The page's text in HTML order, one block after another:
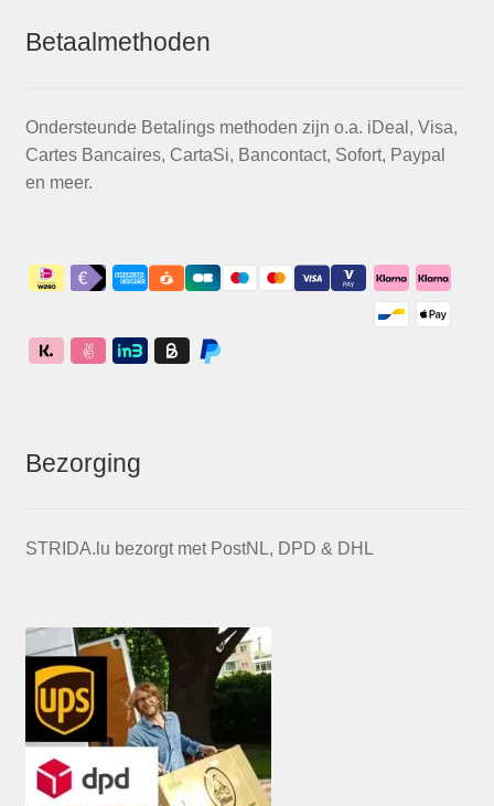
Betaalmethoden
Ondersteunde Betalings methoden zijn o.a. iDeal, Visa,
Cartes Bancaires, CartaSi, Bancontact, Sofort, Paypal
en meer.
Bezorging
STRIDA.lu bezorgt met PostNL, DPD & DHL